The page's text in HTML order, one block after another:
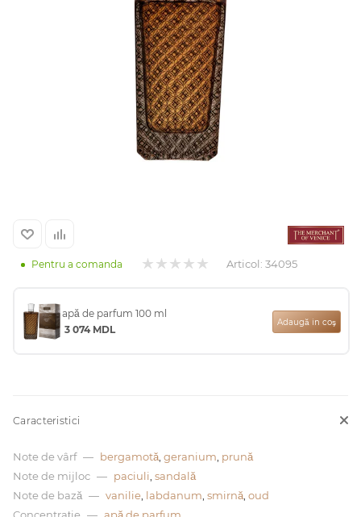
vândute
de lei
Pentru a comanda Articol: 34095
apă de parfum 100 ml
3 074MDL
Adaugă in coş
Caracteristici
Note de vârf — bergamotă geranium prună
Note de mijloc — paciuli sandală
Note de bază — vanilie labdanum smirnă oud